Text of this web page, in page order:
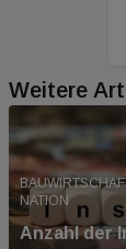
Weitere
NATION
Anzahl der